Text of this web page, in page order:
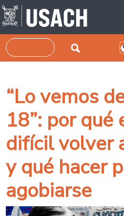
Pasar al contenido principal
Buscar
“Lo vemos
18”: por qué
difícil volver
y qué hacer
agobiarse